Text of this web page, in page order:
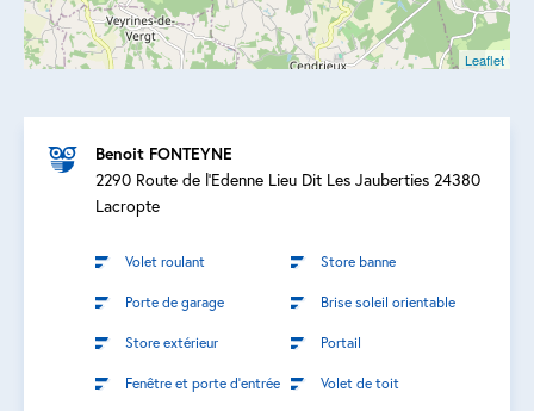
Leaflet
Benoit FONTEYNE
2290 Route de l'Edenne Lieu Dit Les Jauberties 24380
Lacropte
Volet roulant Store banne
Porte de garage Brise soleil orientable
Store extérieur Portail
Fenêtre et porte d’entrée Volet de toit